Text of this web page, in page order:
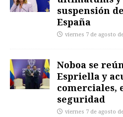
suspensión
España
viernes 7 de agosto
Noboa se
Espriella y
comerciales,
seguridad
viernes 7 de agosto